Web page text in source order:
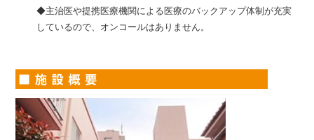
◆主治医や提携医療機関による医療のバックアップ体制が充実
しているので、オンコールはありません。